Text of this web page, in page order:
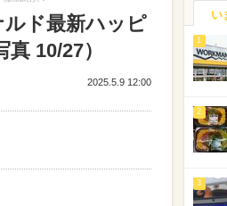
ド最新ハッピ
10/27）
2025.5.9 12:00
い
1
2
3